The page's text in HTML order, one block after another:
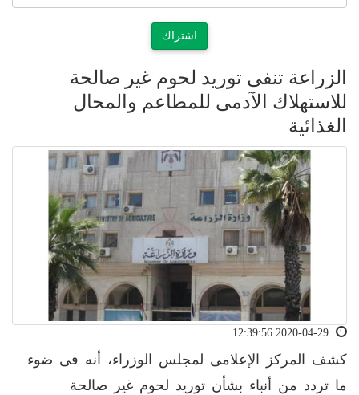
اشتراك
الزراعة تنفى توريد لحوم غير صالحة
للاستهلاك الآدمى للمطاعم والمحال
الغذائية
كشف المركز الإعلامى لمجلس الوزراء، أنه فى ضوء
ما تردد من أنباء بشأن توريد لحوم غير صالحة